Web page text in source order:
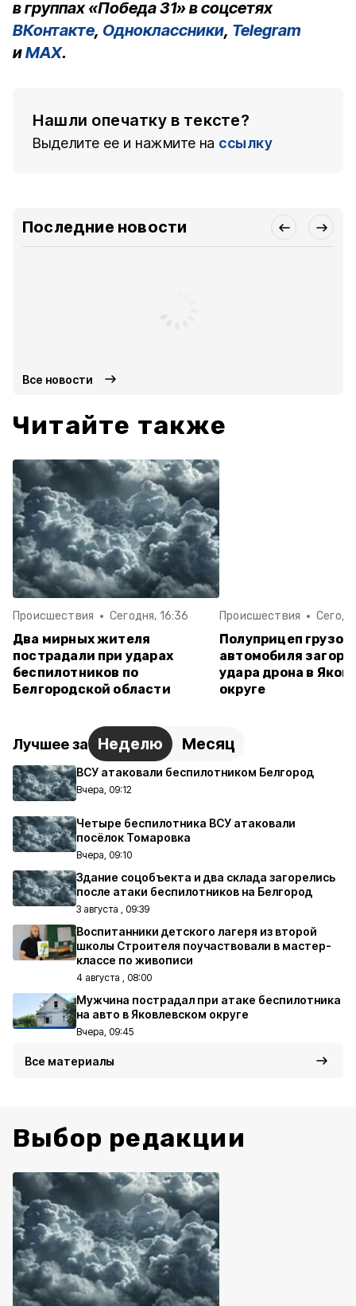
в группах «Победа 31» в соцсетях
ВКонтакте, Одноклассники, Telegram
иMAX.
Нашли опечатку в тексте?
Выделите ее и нажмите на ссылку
Последние новости
Все новости
Читайте также
Происшествия Сегодня, 16:36
Два мирных жителя
пострадали при ударах
беспилотников по
Белгородской области
Происшествия
Полуприцеп
автомобиля
удара дрона в
округе
Лучшее за Неделю Месяц
ВСУ атаковали беспилотником Белгород
Вчера, 09:12
Четыре беспилотника ВСУ атаковали
посёлок Томаровка
Вчера, 09:10
Здание соцобъекта и два склада загорелись
после атаки беспилотников на Белгород
3 августа , 09:39
Воспитанники детского лагеря из второй
школы Строителя поучаствовали в мастер-
классе по живописи
4 августа , 08:00
Мужчина пострадал при атаке беспилотника
на авто в Яковлевском округе
Вчера, 09:45
Все материалы
Выбор редакции